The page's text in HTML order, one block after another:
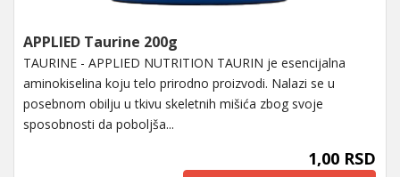
APPLIED Taurine 200g
TAURINE - APPLIED NUTRITION TAURIN je esencijalna
aminokiselina koju telo prirodno proizvodi. Nalazi se u
posebnom obilju u tkivu skeletnih mišića zbog svoje
sposobnosti da poboljša...
1,00 RSD